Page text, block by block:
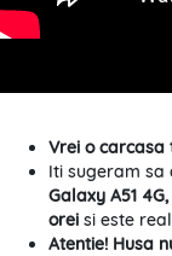
Vrei o carcasa
Iti sugeram sa
Galaxy A51 4G,
orei si este
Atentie! Husa